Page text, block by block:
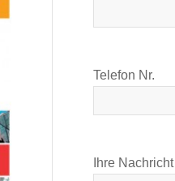
Telefon Nr.
Ihre Nachricht